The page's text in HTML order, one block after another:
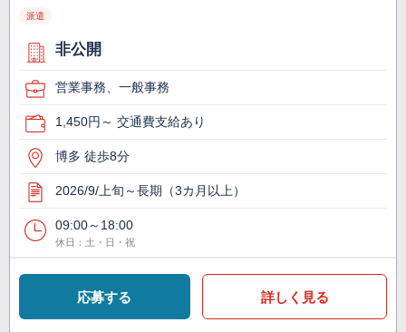
派遣
非公開
営業事務、一般事務
1,450円～ 交通費支給あり
博多 徒歩8分
2026/9/上旬～長期（3カ月以上）
09:00～18:00
休日：土・日・祝
応募する 詳しく見る